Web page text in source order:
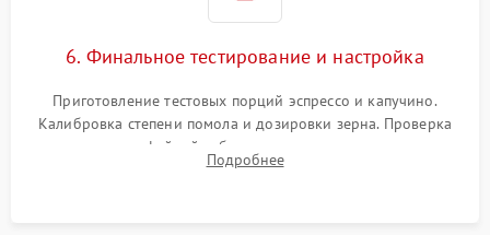
6. Финальное тестирование и настройка
Приготовление тестовых порций эспрессо и капучино.
Калибровка степени помола и дозировки зерна. Проверка
плотности кофейной таблетки, температуры напитка и
качества молочной пены. Контроль отсутствия посторонних
Подробнее